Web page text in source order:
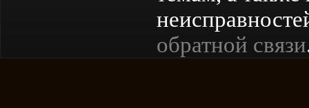
обратной связи